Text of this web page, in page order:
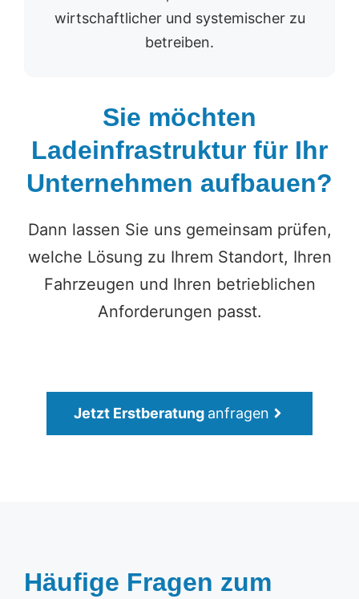
wirtschaftlicher und systemischer zu
betreiben.
Sie möchten
Ladeinfrastruktur für Ihr
Unternehmen aufbauen?
Dann lassen Sie uns gemeinsam prüfen,
welche Lösung zu Ihrem Standort, Ihren
Fahrzeugen und Ihren betrieblichen
Anforderungen passt.
Jetzt Erstberatung anfragen
Häufige Fragen zum